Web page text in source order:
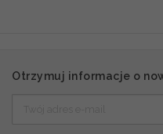
Otrzymuj informacje o